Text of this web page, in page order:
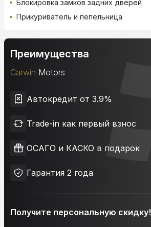
Блокировка замков задних дверей
Прикуриватель и пепельница
Преимущества
Carwin Motors
Автокредит от 3.9%
Trade-in как первый взнос
ОСАГО и КАСКО в подарок
Гарантия 2 года
Получите персональную скидку!